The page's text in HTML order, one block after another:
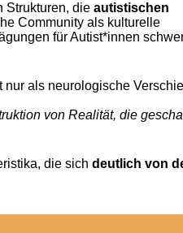
Strukturen, die autistischen
Community als kulturelle
für Autist*innen
nur als neurologische
von Realität, die
die sich deutlich von